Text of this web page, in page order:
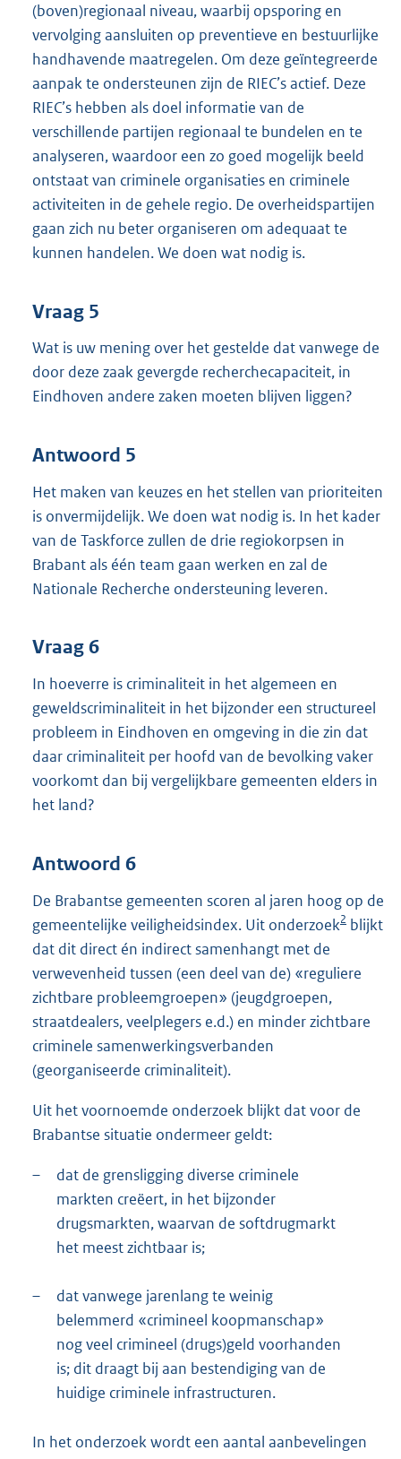
(boven)regionaal niveau, waarbij opsporing en
vervolging aansluiten op preventieve en bestuurlijke
handhavende maatregelen. Om deze geïntegreerde
aanpak te ondersteunen zijn de RIEC’s actief. Deze
RIEC’s hebben als doel informatie van de
verschillende partijen regionaal te bundelen en te
analyseren, waardoor een zo goed mogelijk beeld
ontstaat van criminele organisaties en criminele
activiteiten in de gehele regio. De overheidspartijen
gaan zich nu beter organiseren om adequaat te
kunnen handelen. We doen wat nodig is.
Vraag 5
Wat is uw mening over het gestelde dat vanwege de
door deze zaak gevergde recherchecapaciteit, in
Eindhoven andere zaken moeten blijven liggen?
Antwoord 5
Het maken van keuzes en het stellen van prioriteiten
is onvermijdelijk. We doen wat nodig is. In het kader
van de Taskforce zullen de drie regiokorpsen in
Brabant als één team gaan werken en zal de
Nationale Recherche ondersteuning leveren.
Vraag 6
In hoeverre is criminaliteit in het algemeen en
geweldscriminaliteit in het bijzonder een structureel
probleem in Eindhoven en omgeving in die zin dat
daar criminaliteit per hoofd van de bevolking vaker
voorkomt dan bij vergelijkbare gemeenten elders in
het land?
Antwoord 6
De Brabantse gemeenten scoren al jaren hoog op de
gemeentelijke veiligheidsindex. Uit onderzoek2 blijkt
dat dit direct én indirect samenhangt met de
verwevenheid tussen (een deel van de) «reguliere
zichtbare probleemgroepen» (jeugdgroepen,
straatdealers, veelplegers e.d.) en minder zichtbare
criminele samenwerkingsverbanden
(georganiseerde criminaliteit).
Uit het voornoemde onderzoek blijkt dat voor de
Brabantse situatie ondermeer geldt:
–
dat de grensligging diverse criminele
markten creëert, in het bijzonder
drugsmarkten, waarvan de softdrugmarkt
het meest zichtbaar is;
–
dat vanwege jarenlang te weinig
belemmerd «crimineel koopmanschap»
nog veel crimineel (drugs)geld voorhanden
is; dit draagt bij aan bestendiging van de
huidige criminele infrastructuren.
In het onderzoek wordt een aantal aanbevelingen